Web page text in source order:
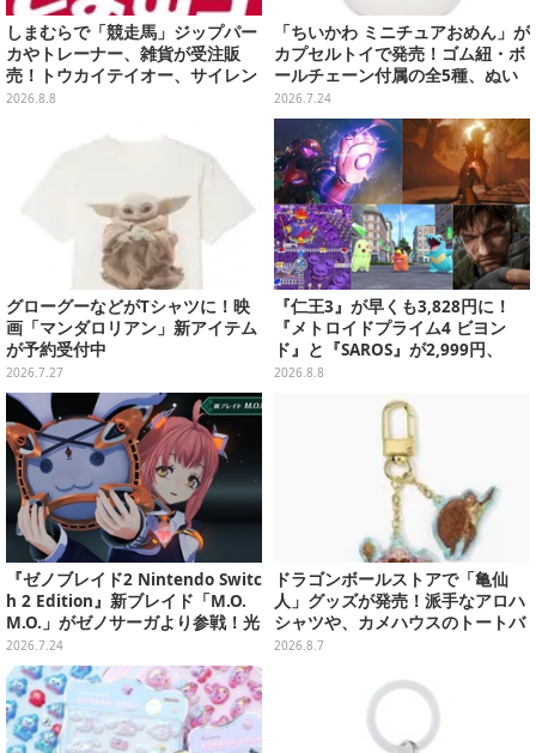
しまむらで「競走馬」ジップパー
カやトレーナー、雑貨が受注販
売！トウカイテイオー、サイレン
ススズカなど名馬をデザイン
2026.8.8
「ちいかわ ミニチュアおめん」が
カプセルトイで発売！ゴム紐・ボ
ールチェーン付属の全5種、ぬい
ぐるみに着けて遊べる
2026.7.24
グローグーなどがTシャツに！映
画「マンダロリアン」新アイテム
が予約受付中
2026.7.27
『仁王3』が早くも3,828円に！
『メトロイドプライム4 ビヨン
ド』と『SAROS』が2,999円、
『メタルギアソリッド Δ』は2,49
ールは8月8日から
2026.8.8
『ゼノブレイド2 Nintendo Switc
h 2 Edition』新ブレイド「M.O.
M.O.」がゼノサーガより参戦！光
属性と闇属性、2つの姿で戦闘を
サポート
2026.7.24
ドラゴンボールストアで「亀仙
人」グッズが発売！派手なアロハ
シャツや、カメハウスのトートバ
ッグなど夏らしいアイテムがズラ
2026.8.7